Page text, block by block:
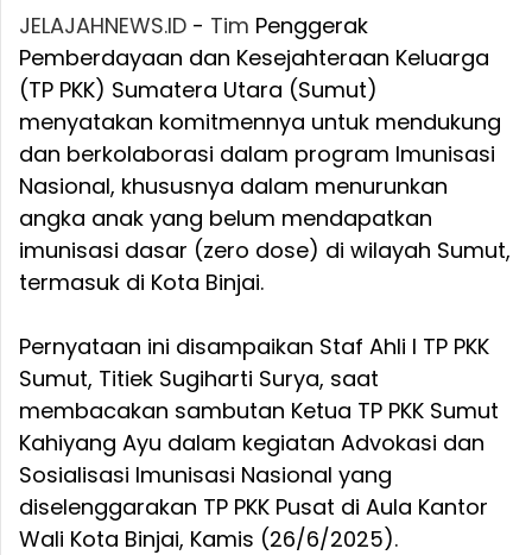
JELAJAHNEWS.ID - Tim Penggerak
Pemberdayaan dan Kesejahteraan Keluarga
(TP PKK) Sumatera Utara (Sumut)
menyatakan komitmennya untuk mendukung
dan berkolaborasi dalam program Imunisasi
Nasional, khususnya dalam menurunkan
angka anak yang belum mendapatkan
imunisasi dasar (zero dose) di wilayah Sumut,
termasuk di Kota Binjai.
Pernyataan ini disampaikan Staf Ahli I TP PKK
Sumut, Titiek Sugiharti Surya, saat
membacakan sambutan Ketua TP PKK Sumut
Kahiyang Ayu dalam kegiatan Advokasi dan
Sosialisasi Imunisasi Nasional yang
diselenggarakan TP PKK Pusat di Aula Kantor
Wali Kota Binjai, Kamis (26/6/2025).